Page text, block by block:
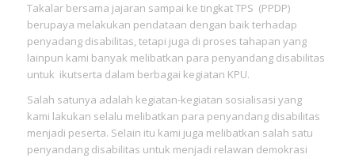
Takalar bersama jajaran sampai ke tingkat TPS (PPDP)
berupaya melakukan pendataan dengan baik terhadap
penyadang disabilitas, tetapi juga di proses tahapan yang
lainpun kami banyak melibatkan para penyandang disabilitas
untuk ikutserta dalam berbagai kegiatan KPU.
Salah satunya adalah kegiatan-kegiatan sosialisasi yang
kami lakukan selalu melibatkan para penyandang disabilitas
menjadi peserta. Selain itu kami juga melibatkan salah satu
penyandang disabilitas untuk menjadi relawan demokrasi